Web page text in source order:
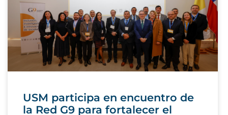
USM participa en encuentro de
la Red G9 para fortalecer el